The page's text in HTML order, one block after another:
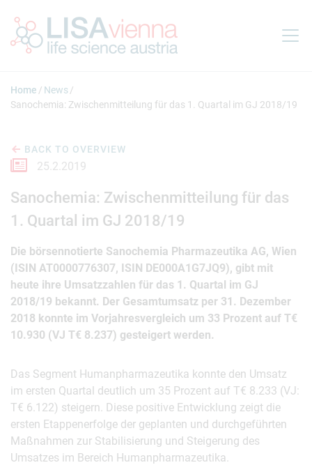
Home
News
Sanochemia: Zwischenmitteilung für das 1. Quartal im GJ 2018/19
BACK TO OVERVIEW
25.2.2019
Sanochemia: Zwischenmitteilung für das
1. Quartal im GJ 2018/19
Die börsennotierte Sanochemia Pharmazeutika AG, Wien
(ISIN AT0000776307, ISIN DE000A1G7JQ9), gibt mit
heute ihre Umsatzzahlen für das 1. Quartal im GJ
2018/19 bekannt. Der Gesamtumsatz per 31. Dezember
2018 konnte im Vorjahresvergleich um 33 Prozent auf T€
10.930 (VJ T€ 8.237) gesteigert werden.
Das Segment Humanpharmazeutika konnte den Umsatz
im ersten Quartal deutlich um 35 Prozent auf T€ 8.233 (VJ:
T€ 6.122) steigern. Diese positive Entwicklung zeigt die
ersten Etappenerfolge der geplanten und durchgeführten
Maßnahmen zur Stabilisierung und Steigerung des
Umsatzes im Bereich Humanpharmazeutika.